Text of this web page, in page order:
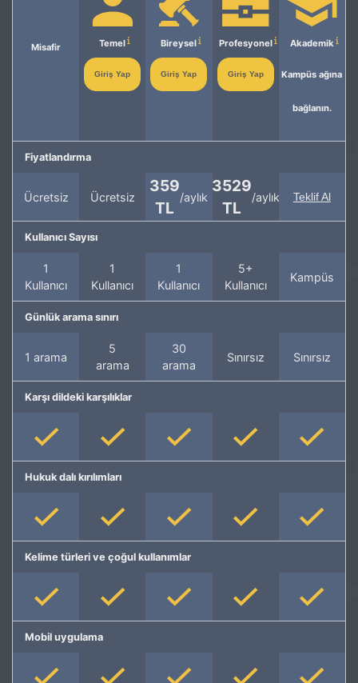
Misafir Temel
Giriş Yap
Bireysel
Giriş Yap
Profesyonel
Giriş Yap
Akademik
Kampüs ağına
bağlanın.
Fiyatlandırma
Ücretsiz Ücretsiz
359
TL
/aylık
3529
TL
/aylık Teklif Al
Kullanıcı Sayısı
1
Kullanıcı
1
Kullanıcı
1
Kullanıcı
5+
Kullanıcı
Kampüs
Günlük arama sınırı
1 arama
5
arama
30
arama
Sınırsız Sınırsız
Karşı dildeki karşılıklar
Hukuk dalı kırılımları
Kelime türleri ve çoğul kullanımlar
Mobil uygulama